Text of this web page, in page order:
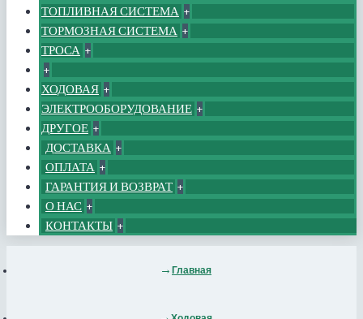
ТОПЛИВНАЯ СИСТЕМА +
ТОРМОЗНАЯ СИСТЕМА +
ТРОСА +
+
ХОДОВАЯ +
ЭЛЕКТРООБОРУДОВАНИЕ +
ДРУГОЕ +
ДОСТАВКА +
ОПЛАТА +
ГАРАНТИЯ И ВОЗВРАТ +
О НАС +
КОНТАКТЫ +
Главная